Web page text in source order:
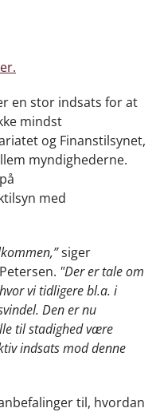
en stor indsats for at
mindst
og Finanstilsynet,
myndighederne.
med
siger
"Der er tale om
vi tidligere bl.a. i
Den er nu
til stadighed være
indsats mod denne
til, hvordan